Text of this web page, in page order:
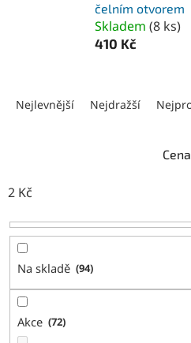
čelním otvorem
Skladem (8 ks)
410 Kč
p
o
d
t
Nejlevnější Nejdražší
Cena
2 Kč
Na skladě 94
Akce 72